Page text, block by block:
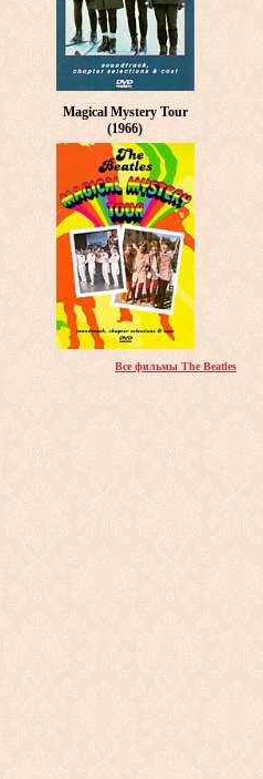
Magical Mystery Tour
(1966)
Все фильмы The Beatles